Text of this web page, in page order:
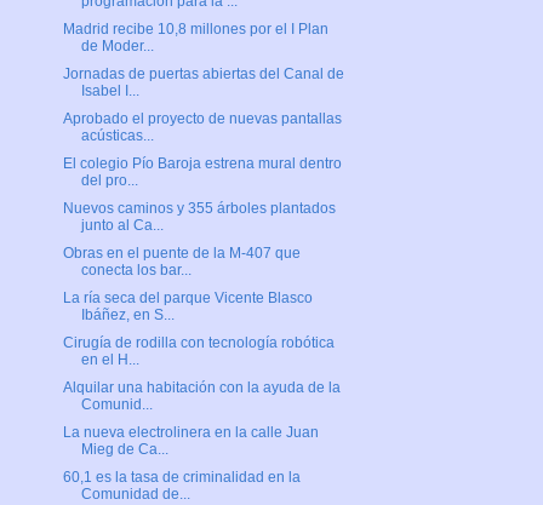
Madrid recibe 10,8 millones por el I Plan
de Moder...
Jornadas de puertas abiertas del Canal de
Isabel I...
Aprobado el proyecto de nuevas pantallas
acústicas...
El colegio Pío Baroja estrena mural dentro
del pro...
Nuevos caminos y 355 árboles plantados
junto al Ca...
Obras en el puente de la M-407 que
conecta los bar...
La ría seca del parque Vicente Blasco
Ibáñez, en S...
Cirugía de rodilla con tecnología robótica
en el H...
Alquilar una habitación con la ayuda de la
Comunid...
La nueva electrolinera en la calle Juan
Mieg de Ca...
60,1 es la tasa de criminalidad en la
Comunidad de...